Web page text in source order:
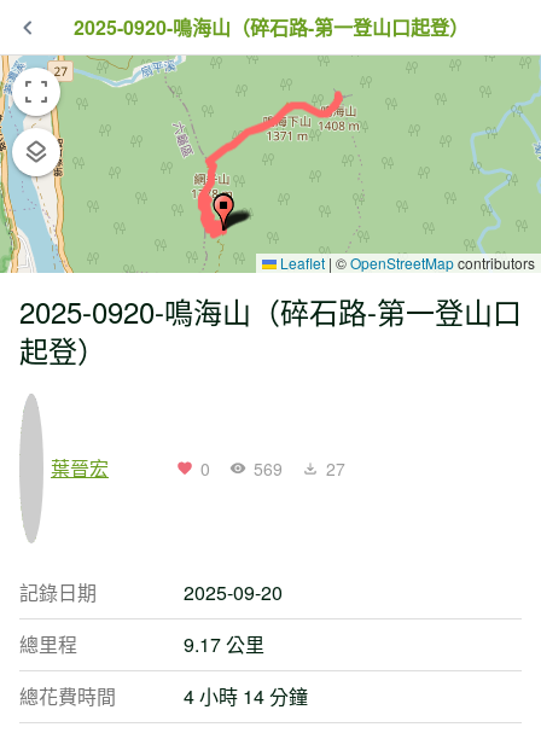
2025-0920-鳴海山（碎石路-第一登山口起登）
Leaflet | ©OpenStreetMapcontributors
2025-0920-鳴海山（碎石路-第一登山口
起登）
葉晉宏 0 569 27
記錄日期
2025-09-20
總里程
9.17 公里
總花費時間
4 小時 14 分鐘